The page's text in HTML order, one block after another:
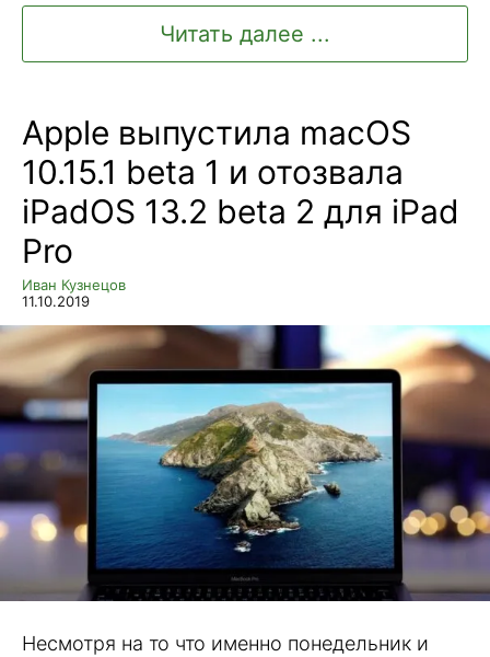
Читать далее ...
Apple выпустила macOS
10.15.1 beta 1 и отозвала
iPadOS 13.2 beta 2 для iPad
Pro
Иван Кузнецов
11.10.2019
Несмотря на то что именно понедельник и